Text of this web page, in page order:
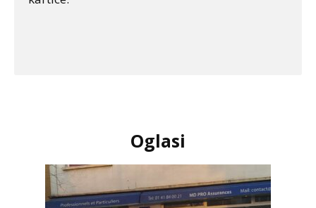
Oglasi